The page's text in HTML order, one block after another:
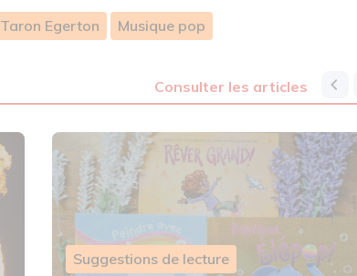
Taron Egerton Musique pop
consulter les articles
Suggestions de lecture